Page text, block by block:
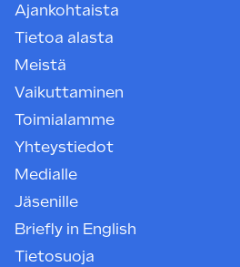
Ajankohtaista
Tietoa alasta
Meistä
Vaikuttaminen
Toimialamme
Yhteystiedot
Medialle
Jäsenille
Briefly in English
Tietosuoja